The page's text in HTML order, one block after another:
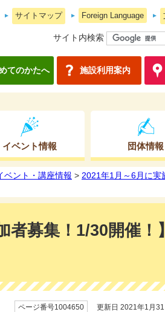
サイトマップ Foreign Language
サイト内検索
てのかたへ 施設利用案内
イベント情報 団体情報
ベント・講座情報 > 2021年1月～6月に実
者募集！1/30開催
ページ番号1004650 更新日 2021年1月